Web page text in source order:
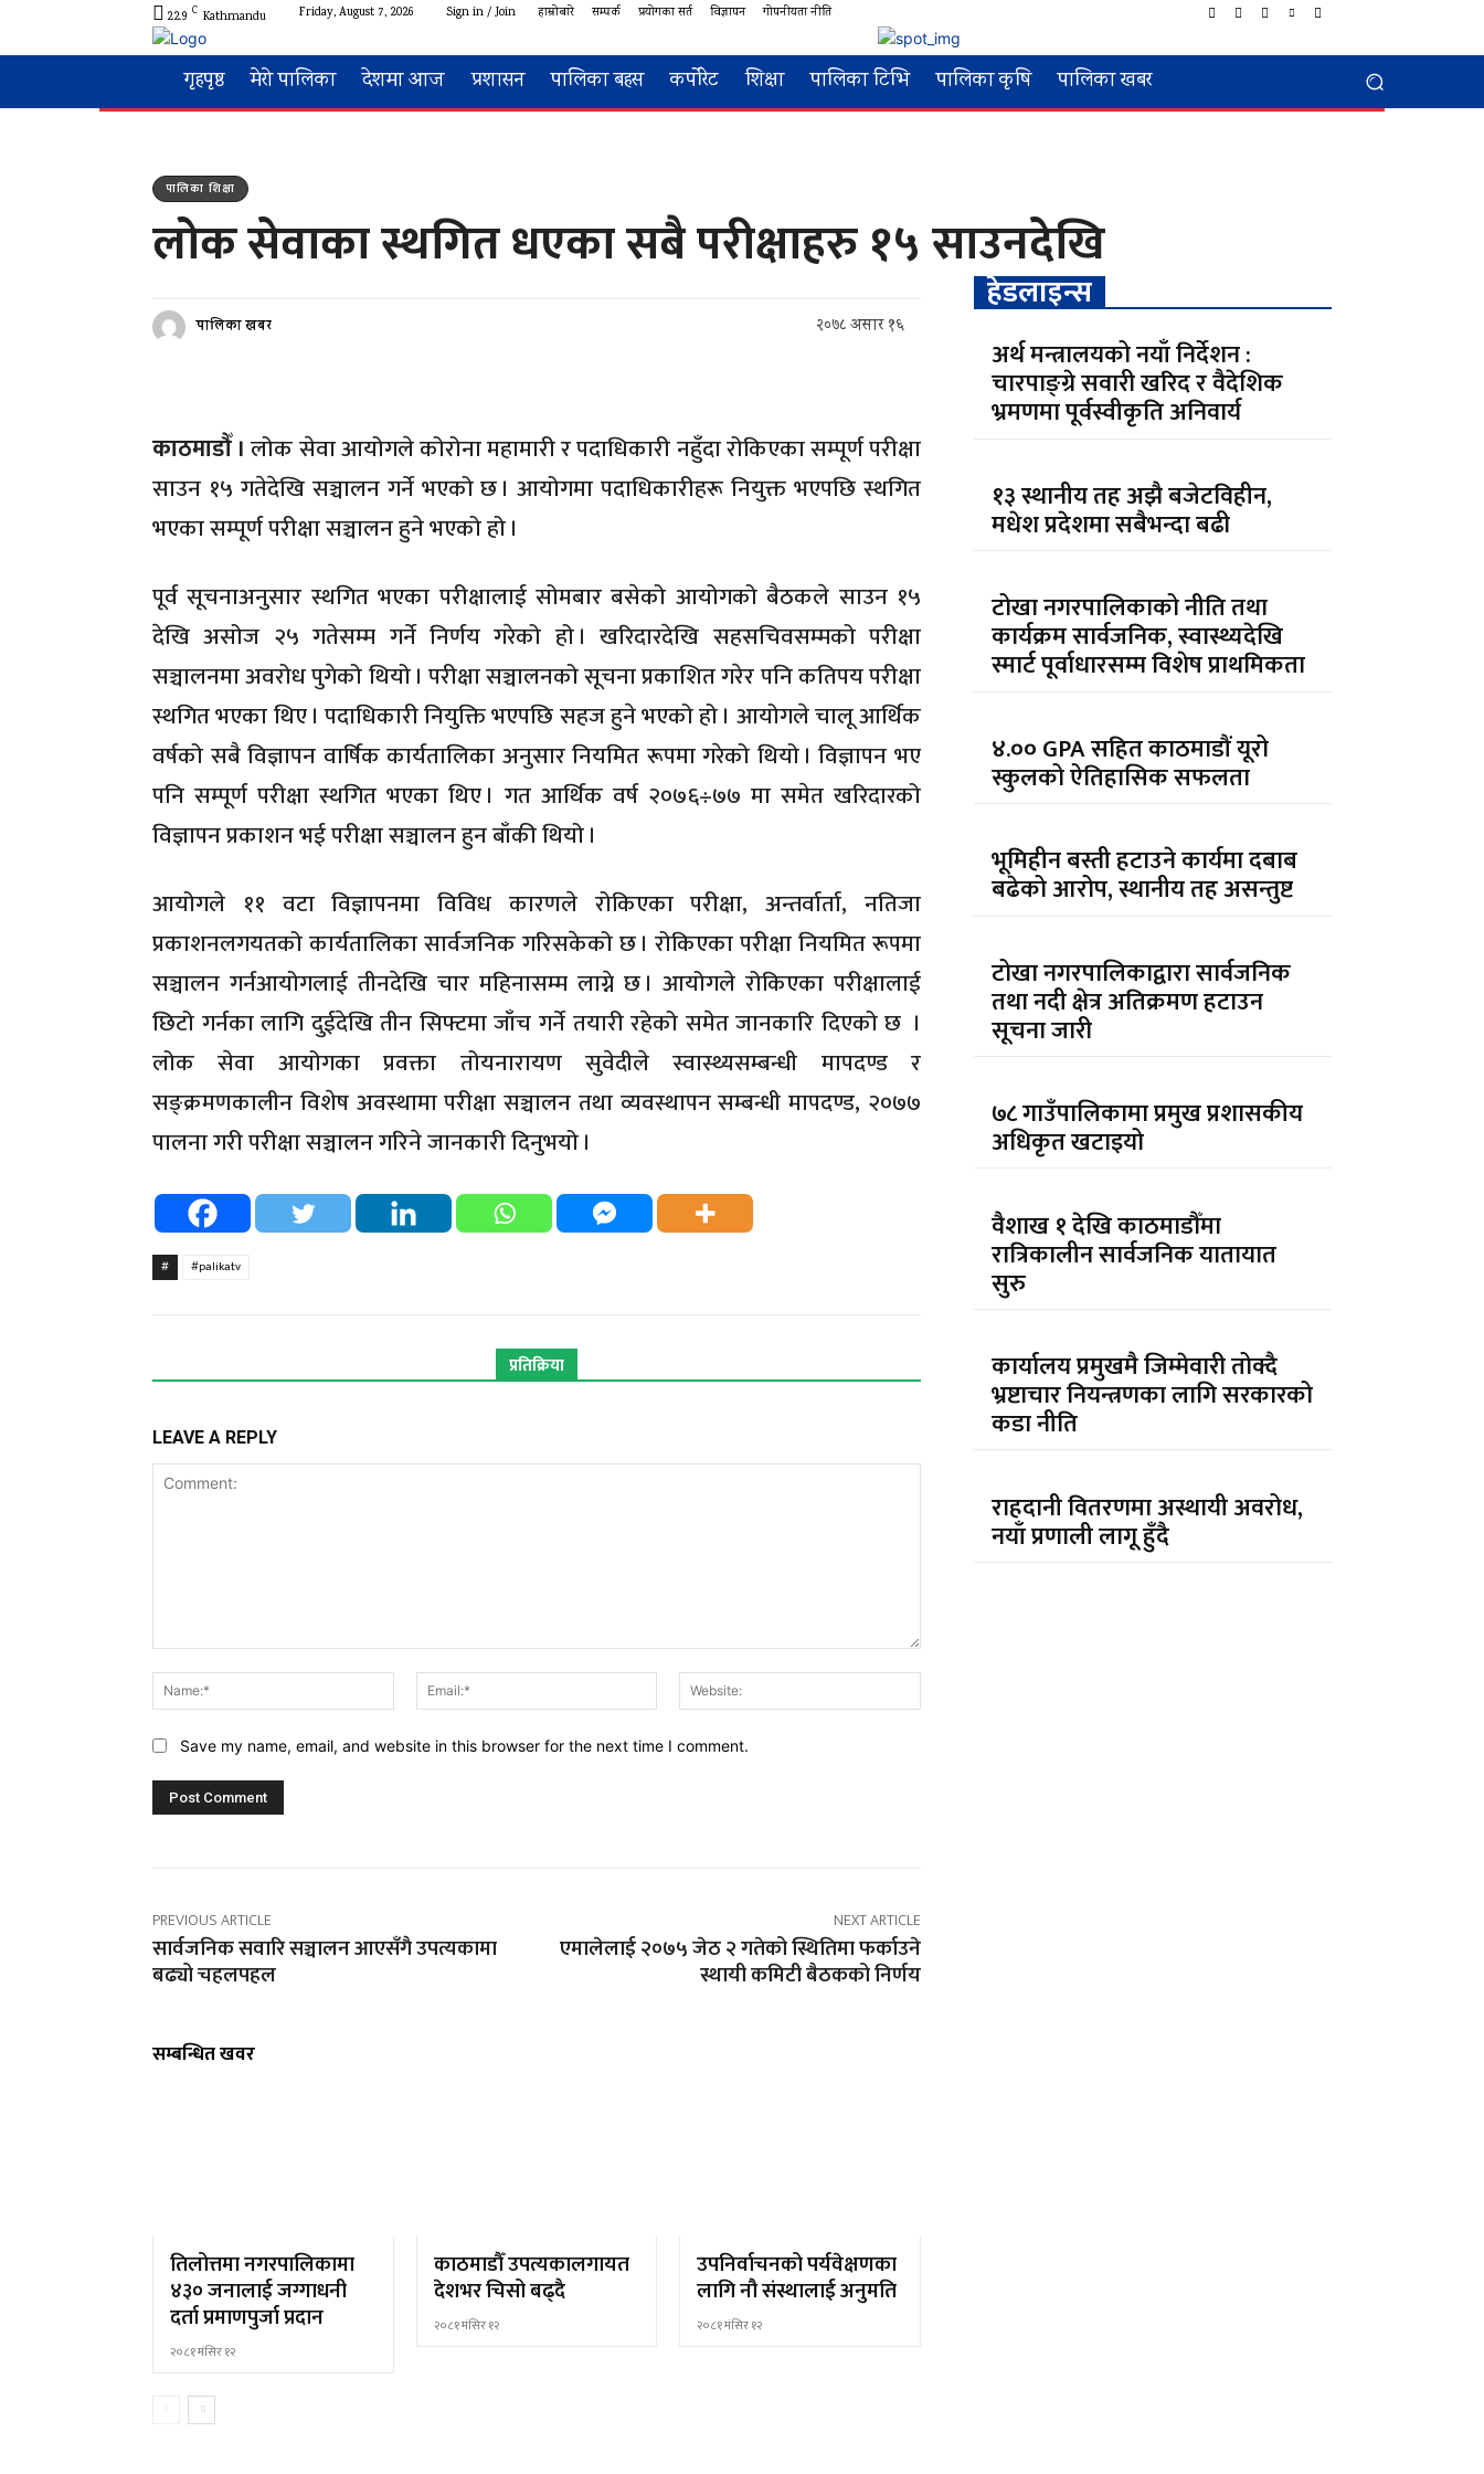
22.9 C Kathmandu Friday, August 7, 2026 Sign in / Join हाम्रोबारे सम्पर्क प्रयोगका सर्त विज्ञापन गोपनीयता नीति
गृहपृष्ठ मेरो पालिका देशमा आज प्रशासन पालिका बहस कर्पोरेट शिक्षा पालिका टिभि पालिका कृषि पालिका खबर
पालिका शिक्षा
लोक सेवाका स्थगित धएका सबै परीक्षाहरु १५ साउनदेखि
पालिका खबर २०७८ असार १६
काठमाडौँ । लोक सेवा आयोगले कोरोना महामारी र पदाधिकारी नहुँदा रोकिएका सम्पूर्ण परीक्षा
साउन १५ गतेदेखि सञ्चालन गर्ने भएको छ । आयोगमा पदाधिकारीहरू नियुक्त भएपछि स्थगित
भएका सम्पूर्ण परीक्षा सञ्चालन हुने भएको हो ।
पूर्व सूचनाअनुसार स्थगित भएका परीक्षालाई सोमबार बसेको आयोगको बैठकले साउन १५
देखि असोज २५ गतेसम्म गर्ने निर्णय गरेको हो । खरिदारदेखि सहसचिवसम्मको परीक्षा
सञ्चालनमा अवरोध पुगेको थियो । परीक्षा सञ्चालनको सूचना प्रकाशित गरेर पनि कतिपय परीक्षा
स्थगित भएका थिए । पदाधिकारी नियुक्ति भएपछि सहज हुने भएको हो । आयोगले चालू आर्थिक
वर्षको सबै विज्ञापन वार्षिक कार्यतालिका अनुसार नियमित रूपमा गरेको थियो । विज्ञापन भए
पनि सम्पूर्ण परीक्षा स्थगित भएका थिए । गत आर्थिक वर्ष २०७६÷७७ मा समेत खरिदारको
विज्ञापन प्रकाशन भई परीक्षा सञ्चालन हुन बाँकी थियो ।
आयोगले ११ वटा विज्ञापनमा विविध कारणले रोकिएका परीक्षा, अन्तर्वार्ता, नतिजा
प्रकाशनलगयतको कार्यतालिका सार्वजनिक गरिसकेको छ । रोकिएका परीक्षा नियमित रूपमा
सञ्चालन गर्नआयोगलाई तीनदेखि चार महिनासम्म लाग्ने छ । आयोगले रोकिएका परीक्षालाई
छिटो गर्नका लागि दुईदेखि तीन सिफ्टमा जाँच गर्ने तयारी रहेको समेत जानकारि दिएको छ ।
लोक सेवा आयोगका प्रवक्ता तोयनारायण सुवेदीले स्वास्थ्यसम्बन्धी मापदण्ड र
सङ्क्रमणकालीन विशेष अवस्थामा परीक्षा सञ्चालन तथा व्यवस्थापन सम्बन्धी मापदण्ड, २०७७
पालना गरी परीक्षा सञ्चालन गरिने जानकारी दिनुभयो ।
# #palikatv
प्रतिक्रिया
LEAVE A REPLY
Name:*
Email:*
Save my name, email, and website in this browser for the next time I comment.
PREVIOUS ARTICLE
सार्वजनिक सवारि सञ्चालन आएसँगै उपत्यकामा
बढ्यो चहलपहल
NEXT ARTICLE
एमालेलाई २०७५ जेठ २ गतेको स्थितिमा फर्काउने
स्थायी कमिटी बैठकको निर्णय
सम्बन्धित खवर
तिलोत्तमा नगरपालिकामा
४३० जनालाई जग्गाधनी
दर्ता प्रमाणपुर्जा प्रदान
२०८१ मंसिर १२
काठमाडौँ उपत्यकालगायत
देशभर चिसो बढ्दै
२०८१ मंसिर १२
उपनिर्वाचनको पर्यवेक्षणका
लागि नौ संस्थालाई अनुमति
२०८१ मंसिर १२
हेडलाइन्स
अर्थ मन्त्रालयको नयाँ निर्देशन :
चारपाङ्ग्रे सवारी खरिद र वैदेशिक
भ्रमणमा पूर्वस्वीकृति अनिवार्य
१३ स्थानीय तह अझै बजेटविहीन,
मधेश प्रदेशमा सबैभन्दा बढी
टोखा नगरपालिकाको नीति तथा
कार्यक्रम सार्वजनिक, स्वास्थ्यदेखि
स्मार्ट पूर्वाधारसम्म विशेष प्राथमिकता
४.०० GPA सहित काठमाडौं यूरो
स्कुलको ऐतिहासिक सफलता
भूमिहीन बस्ती हटाउने कार्यमा दबाब
बढेको आरोप, स्थानीय तह असन्तुष्ट
टोखा नगरपालिकाद्वारा सार्वजनिक
तथा नदी क्षेत्र अतिक्रमण हटाउन
सूचना जारी
७८ गाउँपालिकामा प्रमुख प्रशासकीय
अधिकृत खटाइयो
वैशाख १ देखि काठमाडौँमा
रात्रिकालीन सार्वजनिक यातायात
सुरु
कार्यालय प्रमुखमै जिम्मेवारी तोक्दै
भ्रष्टाचार नियन्त्रणका लागि सरकारको
कडा नीति
राहदानी वितरणमा अस्थायी अवरोध,
नयाँ प्रणाली लागू हुँदै